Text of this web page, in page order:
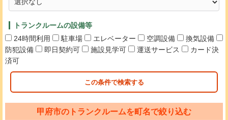
トランクルームの設備等
24時間利用
駐車場 エレベーター 空調設備
換気設備
防犯設備
即日契約可 施設見学可 運送サービス
カード決
済可
この条件で検索する
甲府市のトランクルームを町名で絞り込む